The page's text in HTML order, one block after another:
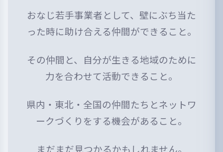
おなじ若手事業者として、壁にぶち当た
った時に助け合える仲間ができること。
その仲間と、自分が生きる地域のために
力を合わせて活動できること。
県内・東北・全国の仲間たちとネットワ
ークづくりをする機会があること。
まだまだ見つかるかもしれません。